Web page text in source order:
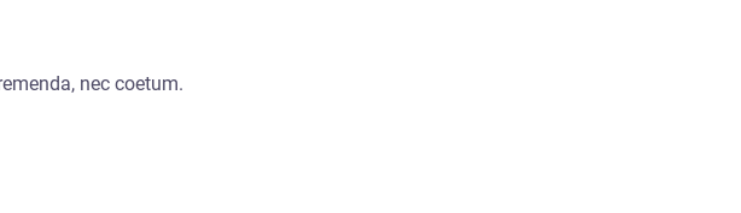
nec coetum.